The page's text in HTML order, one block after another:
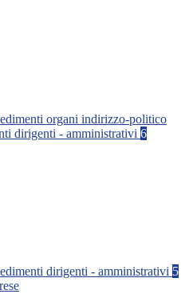
organi indirizzo-politico
dirigenti - amministrativi 6
dirigenti - amministrativi 5